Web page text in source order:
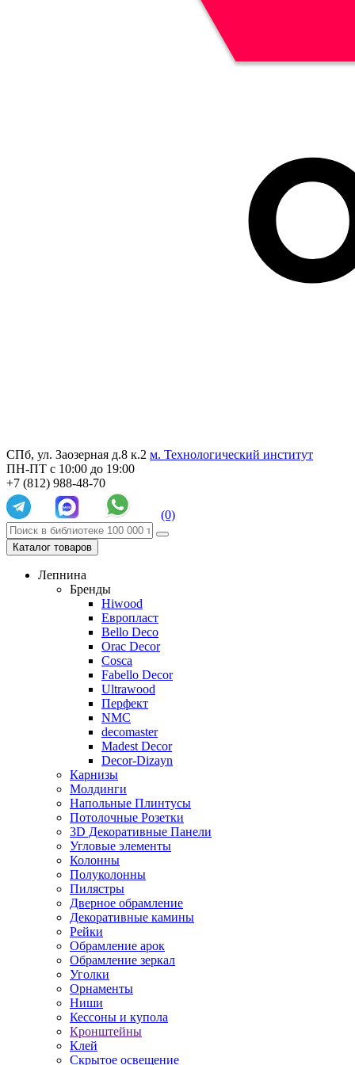
СПб, ул. Заозерная д.8 к.2 м. Технологический институт
ПН-ПТ с 10:00 до 19:00
+7 (812) 988-48-70
(0)
Каталог товаров
Лепнина
Бренды
Hiwood
Европласт
Bello Deco
Orac Decor
Cosca
Fabello Decor
Ultrawood
Перфект
NMC
decomaster
Madest Decor
Decor-Dizayn
Карнизы
Молдинги
Напольные Плинтусы
Потолочные Розетки
3D Декоративные Панели
Угловые элементы
Колонны
Полуколонны
Пилястры
Дверное обрамление
Декоративные камины
Рейки
Обрамление арок
Обрамление зеркал
Уголки
Орнаменты
Ниши
Кессоны и купола
Кронштейны
Клей
Скрытое освещение